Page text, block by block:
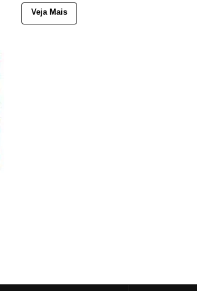
Veja Mais